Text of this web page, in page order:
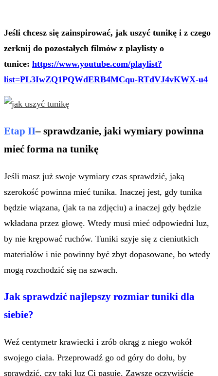
Jeśli chcesz się zainspirować, jak uszyć tunikę i z czego
zerknij do pozostałych filmów z playlisty o
tunice: https://www.youtube.com/playlist?
list=PL3IwZQ1PQWdERB4MCqu-RTdVJ4vKWX-u4
Etap II– sprawdzanie, jaki wymiary powinna
mieć forma na tunikę
Jeśli masz już swoje wymiary czas sprawdzić, jaką
szerokość powinna mieć tunika. Inaczej jest, gdy tunika
będzie wiązana, (jak ta na zdjęciu) a inaczej gdy będzie
wkładana przez głowę. Wtedy musi mieć odpowiedni luz,
by nie krępować ruchów. Tuniki szyje się z cieniutkich
materiałów i nie powinny być zbyt dopasowane, bo wtedy
mogą rozchodzić się na szwach.
Jak sprawdzić najlepszy rozmiar tuniki dla
siebie?
Weź centymetr krawiecki i zrób okrąg z niego wokół
swojego ciała. Przeprowadź go od góry do dołu, by
sprawdzić, czy taki luz Ci pasuje. Zawsze oczywiście